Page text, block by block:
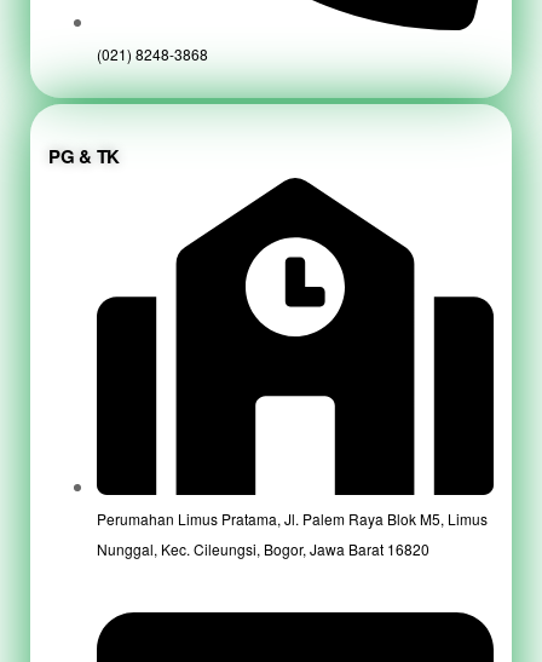
(021) 8248-3868
PG & TK
Perumahan Limus Pratama, Jl. Palem Raya Blok M5, Limus
Nunggal, Kec. Cileungsi, Bogor, Jawa Barat 16820